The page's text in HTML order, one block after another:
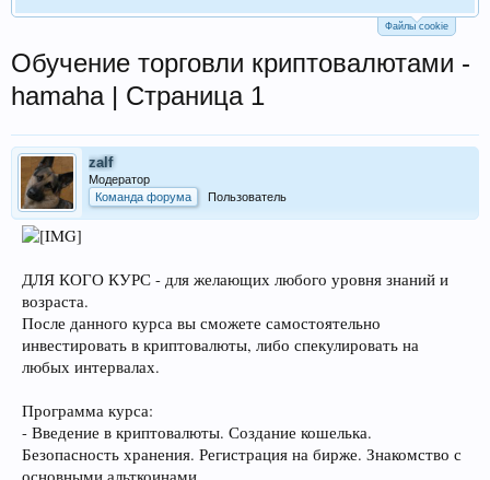
Файлы cookie
Обучение торговли криптовалютами -
hamaha | Страница 1
zalf
Модератор
Команда форума
Пользователь
ДЛЯ КОГО КУРС - для желающих любого уровня знаний и
возраста.
После данного курса вы сможете самостоятельно
инвестировать в криптовалюты, либо спекулировать на
любых интервалах.
Программа курса:
- Введение в криптовалюты. Создание кошелька.
Безопасность хранения. Регистрация на бирже. Знакомство с